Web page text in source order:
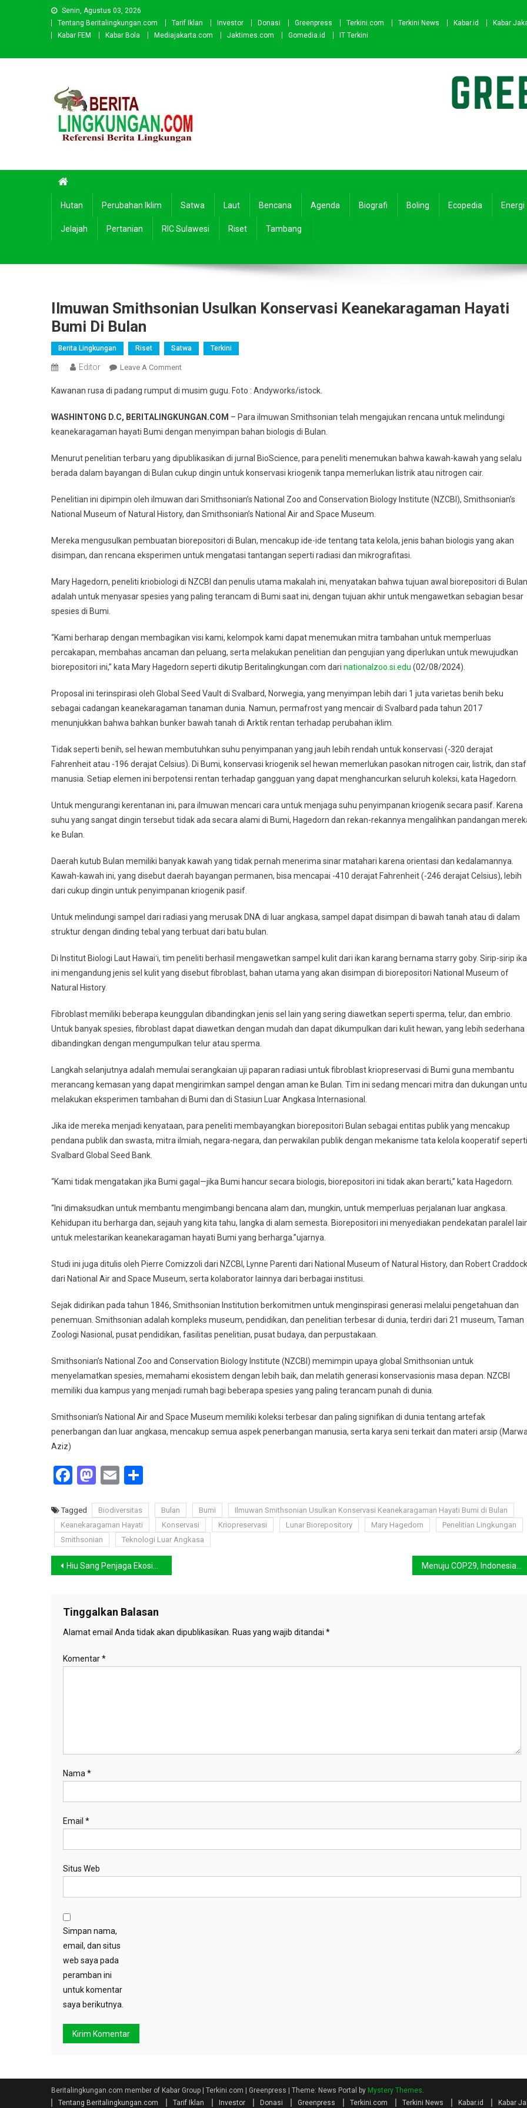
Senin, Agustus 03, 2026
Tentang Beritalingkungan.com
Tarif Iklan Investor Donasi Greenpress Terkini.com Terkini News Kabar.id
Kabar
Kabar FEM
Kabar Bola Mediajakarta.com Jaktimes.com Gomedia.id IT Terkini
Hutan Perubahan Iklim Satwa Laut Bencana Agenda Biografi Boling Ecopedia Energi
Jelajah Pertanian RIC Sulawesi Riset Tambang
Ilmuwan Smithsonian Usulkan Konservasi Keanekaragaman Hayati
Bumi Di Bulan
Berita Lingkungan Riset Satwa Terkini
Editor Leave A CommentOn
Smithsonian
Konservasi
Keanekaragaman
Bumi
Di
Kawanan rusa di padang rumput di musim gugu. Foto : Andyworks/istock.
WASHINTONG D.C, BERITALINGKUNGAN.COM – Para ilmuwan Smithsonian telah mengajukan rencana untuk melindungi
keanekaragaman hayati Bumi dengan menyimpan bahan biologis di Bulan.
Menurut penelitian terbaru yang dipublikasikan di jurnal BioScience, para peneliti menemukan bahwa kawah-kawah yang selalu
berada dalam bayangan di Bulan cukup dingin untuk konservasi kriogenik tanpa memerlukan listrik atau nitrogen cair.
Penelitian ini dipimpin oleh ilmuwan dari Smithsonian’s National Zoo and Conservation Biology Institute (NZCBI), Smithsonian’s
National Museum of Natural History, dan Smithsonian’s National Air and Space Museum.
Mereka mengusulkan pembuatan biorepositori di Bulan, mencakup ide-ide tentang tata kelola, jenis bahan biologis yang akan
disimpan, dan rencana eksperimen untuk mengatasi tantangan seperti radiasi dan mikrografitasi.
Mary Hagedorn, peneliti kriobiologi di NZCBI dan penulis utama makalah ini, menyatakan bahwa tujuan awal biorepositori di Bulan
adalah untuk menyasar spesies yang paling terancam di Bumi saat ini, dengan tujuan akhir untuk mengawetkan sebagian besar
spesies di Bumi.
“Kami berharap dengan membagikan visi kami, kelompok kami dapat menemukan mitra tambahan untuk memperluas
percakapan, membahas ancaman dan peluang, serta melakukan penelitian dan pengujian yang diperlukan untuk mewujudkan
biorepositori ini,” kata Mary Hagedorn seperti dikutip Beritalingkungan.com dari nationalzoo.si.edu (02/08/2024).
Proposal ini terinspirasi oleh Global Seed Vault di Svalbard, Norwegia, yang menyimpan lebih dari 1 juta varietas benih beku
sebagai cadangan keanekaragaman tanaman dunia. Namun, permafrost yang mencair di Svalbard pada tahun 2017
menunjukkan bahwa bahkan bunker bawah tanah di Arktik rentan terhadap perubahan iklim.
Tidak seperti benih, sel hewan membutuhkan suhu penyimpanan yang jauh lebih rendah untuk konservasi (-320 derajat
Fahrenheit atau -196 derajat Celsius). Di Bumi, konservasi kriogenik sel hewan memerlukan pasokan nitrogen cair, listrik, dan staf
manusia. Setiap elemen ini berpotensi rentan terhadap gangguan yang dapat menghancurkan seluruh koleksi, kata Hagedorn.
Untuk mengurangi kerentanan ini, para ilmuwan mencari cara untuk menjaga suhu penyimpanan kriogenik secara pasif. Karena
suhu yang sangat dingin tersebut tidak ada secara alami di Bumi, Hagedorn dan rekan-rekannya mengalihkan pandangan
ke Bulan.
Daerah kutub Bulan memiliki banyak kawah yang tidak pernah menerima sinar matahari karena orientasi dan kedalamannya.
Kawah-kawah ini, yang disebut daerah bayangan permanen, bisa mencapai -410 derajat Fahrenheit (-246 derajat Celsius), lebih
dari cukup dingin untuk penyimpanan kriogenik pasif.
Untuk melindungi sampel dari radiasi yang merusak DNA di luar angkasa, sampel dapat disimpan di bawah tanah atau di dalam
struktur dengan dinding tebal yang terbuat dari batu bulan.
Di Institut Biologi Laut Hawaiʻi, tim peneliti berhasil mengawetkan sampel kulit dari ikan karang bernama starry goby. Sirip-sirip
ini mengandung jenis sel kulit yang disebut fibroblast, bahan utama yang akan disimpan di biorepositori National Museum of
Natural History.
Fibroblast memiliki beberapa keunggulan dibandingkan jenis sel lain yang sering diawetkan seperti sperma, telur, dan embrio.
Untuk banyak spesies, fibroblast dapat diawetkan dengan mudah dan dapat dikumpulkan dari kulit hewan, yang lebih sederhana
dibandingkan dengan mengumpulkan telur atau sperma.
Langkah selanjutnya adalah memulai serangkaian uji paparan radiasi untuk fibroblast kriopreservasi di Bumi guna membantu
merancang kemasan yang dapat mengirimkan sampel dengan aman ke Bulan. Tim ini sedang mencari mitra dan dukungan
melakukan eksperimen tambahan di Bumi dan di Stasiun Luar Angkasa Internasional.
Jika ide mereka menjadi kenyataan, para peneliti membayangkan biorepositori Bulan sebagai entitas publik yang mencakup
pendana publik dan swasta, mitra ilmiah, negara-negara, dan perwakilan publik dengan mekanisme tata kelola kooperatif seperti
Svalbard Global Seed Bank.
“Kami tidak mengatakan jika Bumi gagal—jika Bumi hancur secara biologis, biorepositori ini tidak akan berarti,” kata Hagedorn.
“Ini dimaksudkan untuk membantu mengimbangi bencana alam dan, mungkin, untuk memperluas perjalanan luar angkasa.
Kehidupan itu berharga dan, sejauh yang kita tahu, langka di alam semesta. Biorepositori ini menyediakan pendekatan paralel
untuk melestarikan keanekaragaman hayati Bumi yang berharga.”ujarnya.
Studi ini juga ditulis oleh Pierre Comizzoli dari NZCBI, Lynne Parenti dari National Museum of Natural History, dan Robert Craddock
dari National Air and Space Museum, serta kolaborator lainnya dari berbagai institusi.
Sejak didirikan pada tahun 1846, Smithsonian Institution berkomitmen untuk menginspirasi generasi melalui pengetahuan dan
penemuan. Smithsonian adalah kompleks museum, pendidikan, dan penelitian terbesar di dunia, terdiri dari 21 museum, Taman
Zoologi Nasional, pusat pendidikan, fasilitas penelitian, pusat budaya, dan perpustakaan.
Smithsonian’s National Zoo and Conservation Biology Institute (NZCBI) memimpin upaya global Smithsonian untuk
menyelamatkan spesies, memahami ekosistem dengan lebih baik, dan melatih generasi konservasionis masa depan. NZCBI
memiliki dua kampus yang menjadi rumah bagi beberapa spesies yang paling terancam punah di dunia.
Smithsonian’s National Air and Space Museum memiliki koleksi terbesar dan paling signifikan di dunia tentang artefak
penerbangan dan luar angkasa, mencakup semua aspek penerbangan manusia, serta karya seni terkait dan materi arsip
Aziz)
Facebook
Mastodon
Email
Tagged Biodiversitas Bulan Bumi
Ilmuwan Smithsonian Usulkan Konservasi Keanekaragaman Hayati Bumi di Bulan
Keanekaragaman Hayati
Konservasi Kriopreservasi Lunar Biorepository Mary Hagedorn
Penelitian Lingkungan
Smithsonian
Teknologi Luar Angkasa
Navigasi
Hiu Sang Penjaga Ekosistem, Namun Paling Terdampak Aktivitas Perikanan
Tinggalkan Balasan
Alamat email Anda tidak akan dipublikasikan. Ruas yang wajib ditandai *
Komentar*
Nama *
Email *
Situs Web
Simpan nama,
email, dan situs
web saya pada
peramban ini
untuk komentar
saya berikutnya.
Beritalingkungan.com member of Kabar Group | Terkini.com | Greenpress Theme: News Portal by Mystery Themes.
Tentang Beritalingkungan.com
Tarif Iklan Investor Donasi Greenpress Terkini.com Terkini News Kabar.id Kabar